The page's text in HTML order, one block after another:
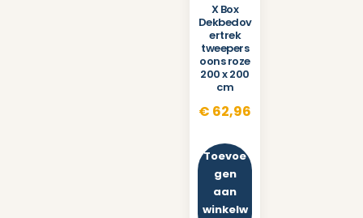
X Box
Dekbedov
ertrek
tweepers
oons roze
200 x 200
cm
€ 62,96
Toevoe
gen
aan
winkelw